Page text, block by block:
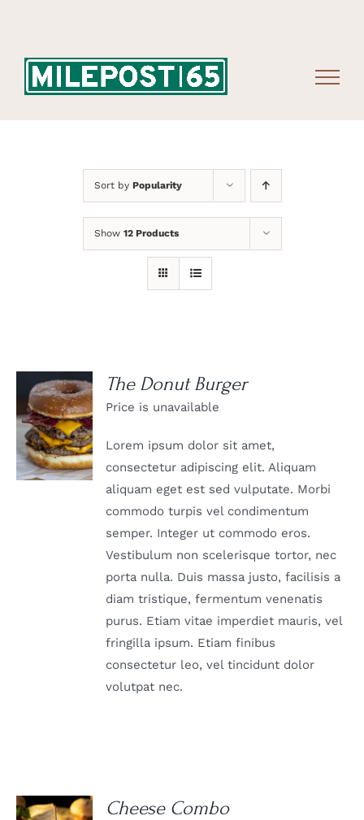
Sort by Popularity
Show 12 Products
DETAILS
The Donut Burger
Price is unavailable
Lorem ipsum dolor sit amet,
consectetur adipiscing elit. Aliquam
aliquam eget est sed vulputate. Morbi
commodo turpis vel condimentum
semper. Integer ut commodo eros.
Vestibulum non scelerisque tortor, nec
porta nulla. Duis massa justo, facilisis a
diam tristique, fermentum venenatis
purus. Etiam vitae imperdiet mauris, vel
fringilla ipsum. Etiam finibus
consectetur leo, vel tincidunt dolor
volutpat nec.
Cheese Combo